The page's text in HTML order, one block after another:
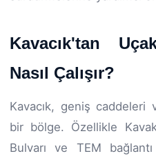
Kavacık'tan
Nasıl Çalışır?
Kavacık, geniş
bir bölge. Özellikle
Bulvarı ve TEM